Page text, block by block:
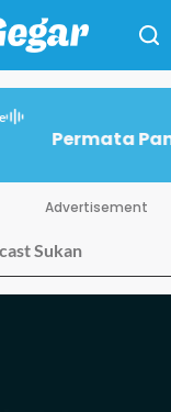
Permata
Advertisement
Sukan